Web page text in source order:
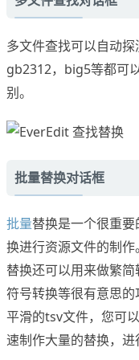
多文件查找可以自动
gb2312，big5等都可
别。
批量替换对话框
批量替换是一个很重
换进行资源文件的制
替换还可以用来做繁
符号转换等很有意思
平滑的tsv文件，您可
速制作大量的替换，进